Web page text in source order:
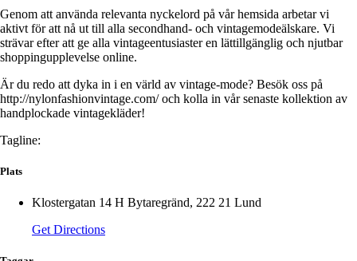
Genom att använda relevanta nyckelord på vår hemsida arbetar vi
aktivt för att nå ut till alla secondhand- och vintagemodeälskare. Vi
strävar efter att ge alla vintageentusiaster en lättillgänglig och njutbar
shoppingupplevelse online.
Är du redo att dyka in i en värld av vintage-mode? Besök oss på
http://nylonfashionvintage.com/ och kolla in vår senaste kollektion av
handplockade vintagekläder!
Tagline:
Plats
Klostergatan 14 H Bytaregränd, 222 21 Lund
Get Directions